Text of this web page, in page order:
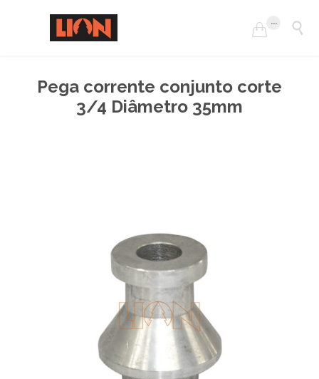

... 
Pega corrente conjunto corte
3/4 Diâmetro 35mm